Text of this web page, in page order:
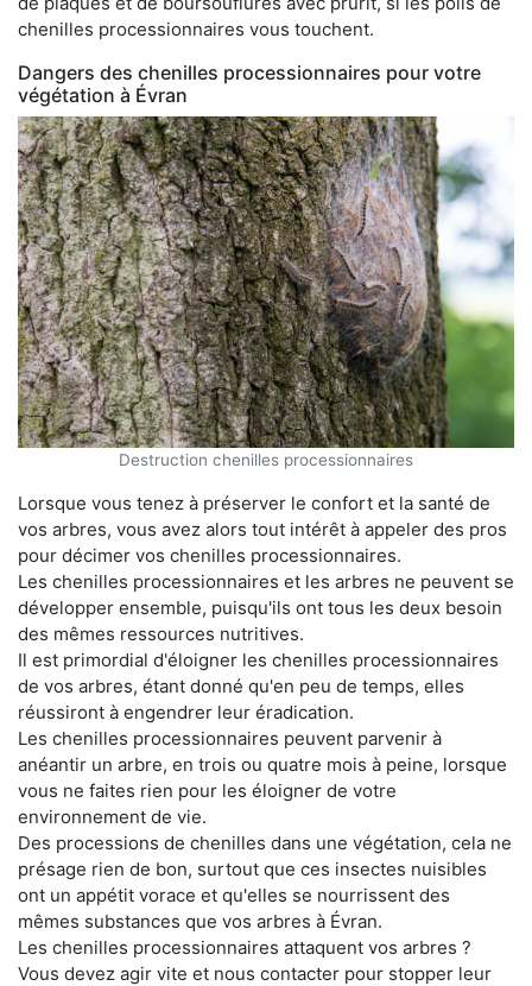
chenilles processionnaires vous touchent.
Dangers des chenilles processionnaires pour votre
végétation à Évran
Destruction chenilles processionnaires
Lorsque vous tenez à préserver le confort et la santé de
vos arbres, vous avez alors tout intérêt à appeler des pros
pour décimer vos chenilles processionnaires.
Les chenilles processionnaires et les arbres ne peuvent se
développer ensemble, puisqu'ils ont tous les deux besoin
des mêmes ressources nutritives.
Il est primordial d'éloigner les chenilles processionnaires
de vos arbres, étant donné qu'en peu de temps, elles
réussiront à engendrer leur éradication.
Les chenilles processionnaires peuvent parvenir à
anéantir un arbre, en trois ou quatre mois à peine, lorsque
vous ne faites rien pour les éloigner de votre
environnement de vie.
Des processions de chenilles dans une végétation, cela ne
présage rien de bon, surtout que ces insectes nuisibles
ont un appétit vorace et qu'elles se nourrissent des
mêmes substances que vos arbres à Évran.
Les chenilles processionnaires attaquent vos arbres ?
Vous devez agir vite et nous contacter pour stopper leur